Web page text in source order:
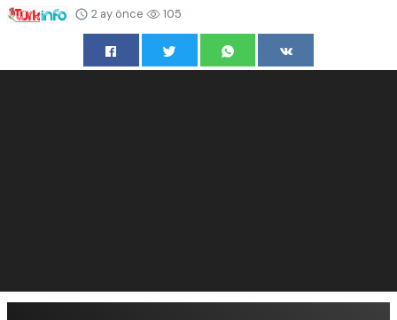
2 ay önce 105